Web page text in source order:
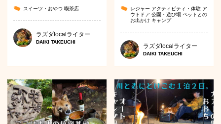
スイーツ・おやつ 喫茶店
ラズダlocalライター
DAIKI TAKEUCHI
レジャー アクティビティ・体験 ア
ウトドア公園・遊び場ペットとの
お出かけ キャンプ
ラズダlocalライター
DAIKI TAKEUCHI